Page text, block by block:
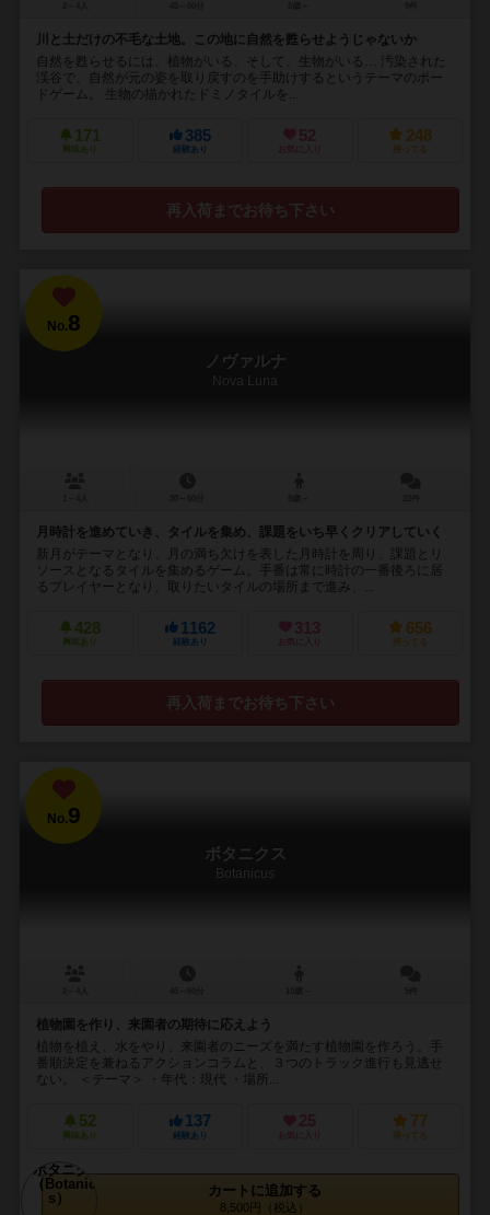
川と土だけの不毛な土地。この地に自然を甦らせようじゃないか
自然を甦らせるには、植物がいる、そして、生物がいる… 汚染された
渓谷で、自然が元の姿を取り戻すのを手助けするというテーマのボー
ドゲーム。 生物の描かれたドミノタイルを...
171
興味あり
385
経験あり
52
お気に入り
248
持ってる
再入荷までお待ち下さい
No.8
ノヴァルナ
Nova Luna
月時計を進めていき、タイルを集め、課題をいち早くクリアしていく
新月がテーマとなり、月の満ち欠けを表した月時計を周り、課題とリ
ソースとなるタイルを集めるゲーム。手番は常に時計の一番後ろに居
るプレイヤーとなり、取りたいタイルの場所まで進み、...
428
興味あり
1162
経験あり
313
お気に入り
656
持ってる
再入荷までお待ち下さい
No.9
ボタニクス
Botanicus
植物園を作り、来園者の期待に応えよう
植物を植え、水をやり、来園者のニーズを満たす植物園を作ろう。手
番順決定を兼ねるアクションコラムと、３つのトラック進行も見逃せ
ない。 ＜テーマ＞ ・年代：現代 ・場所...
52
興味あり
137
経験あり
25
お気に入り
77
持ってる
カートに追加する
8,500円（税込）